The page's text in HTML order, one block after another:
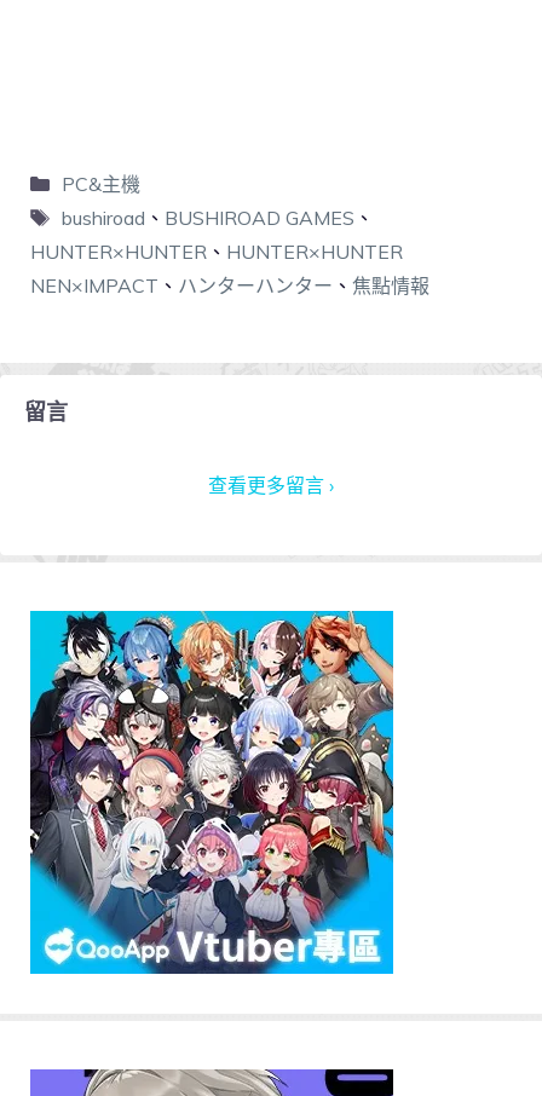
PC&主機
bushiroad 、 BUSHIROAD GAMES 、
HUNTER×HUNTER 、 HUNTER×HUNTER
NEN×IMPACT 、 ハンターハンター 、 焦點情報
留言
查看更多留言 ›